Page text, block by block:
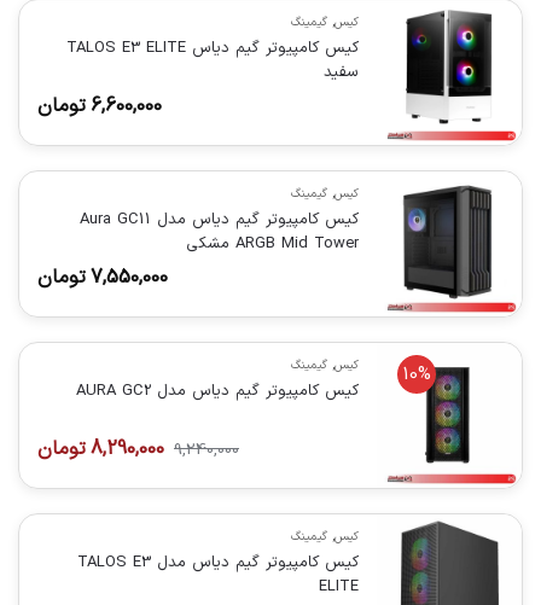
کیس, گیمینگ
کیس کامپیوتر گیم دیاس TALOS E3 ELITE
سفید
6,600,000 تومان
کیس, گیمینگ
کیس کامپیوتر گیم دیاس مدل Aura GC11
ARGB Mid Tower مشکی
7,550,000تومان
10% کیس, گیمینگ
کیس کامپیوتر گیم دیاس مدل AURA GC2
9,240,000
8,290,000تومان
کیس, گیمینگ
کیس کامپیوتر گیم دیاس مدل TALOS E3
ELITE